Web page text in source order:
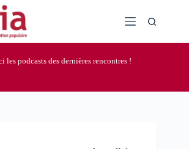
les podcasts des dernières rencontres !